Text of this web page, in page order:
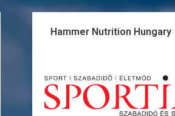
Hammer Nutrition Hungary